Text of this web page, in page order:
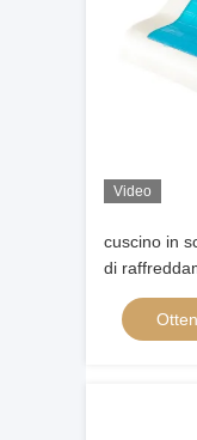
Video
cuscino in
di
per i